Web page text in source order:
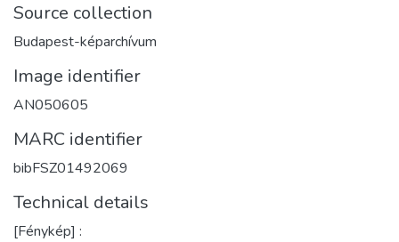
Source collection
Budapest-képarchívum
Image identifier
AN050605
MARC identifier
bibFSZ01492069
Technical details
[Fénykép] :